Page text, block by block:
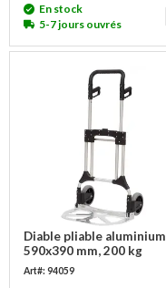
En stock
5-7 jours ouvrés
Diable pliable aluminium
590x390 mm, 200 kg
Art#: 94059